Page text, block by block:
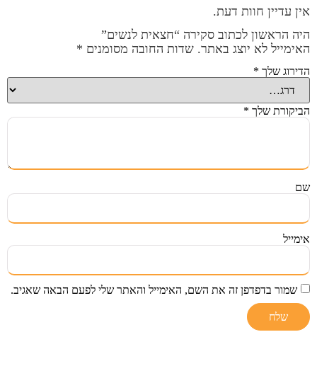
אין עדיין חוות דעת.
היה הראשון לכתוב סקירה “חצאית לנשים”
האימייל לא יוצג באתר. שדות החובה מסומנים *
הדירוג שלך *
הביקורת שלך *
שם
אימייל
שמור בדפדפן זה את השם, האימייל והאתר שלי לפעם הבאה שאגיב.